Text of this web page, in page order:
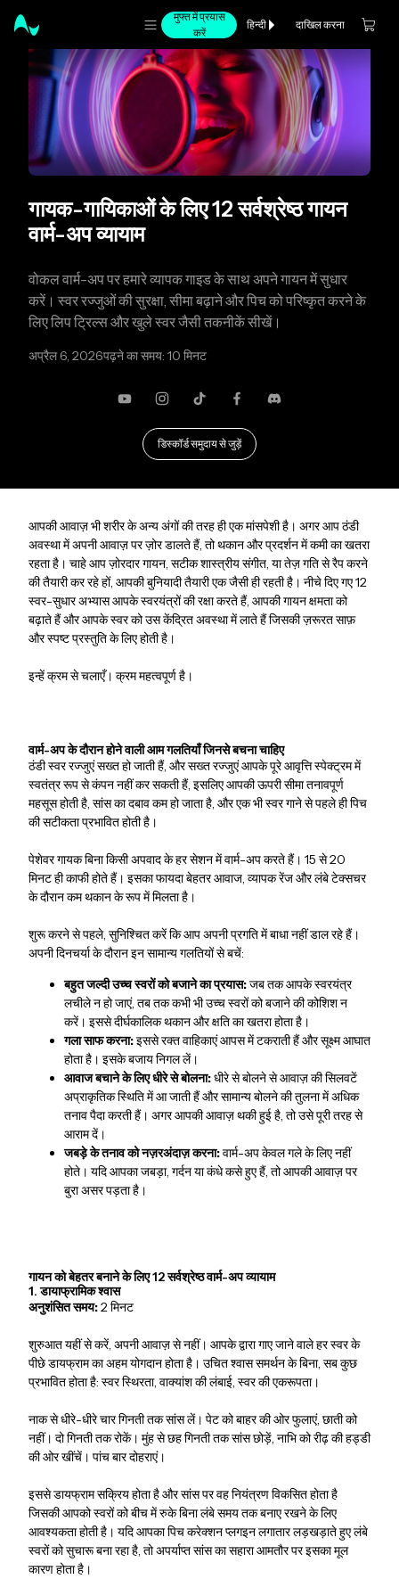
मुफ्त में प्रयास
करें
हिन्दी दाखिल करना
गायक-गायिकाओं के लिए 12 सर्वश्रेष्ठ गायन
वार्म-अप व्यायाम
वोकल वार्म-अप पर हमारे व्यापक गाइड के साथ अपने गायन में सुधार
करें। स्वर रज्जुओं की सुरक्षा, सीमा बढ़ाने और पिच को परिष्कृत करने के
लिए लिप ट्रिल्स और खुले स्वर जैसी तकनीकें सीखें।
अप्रैल 6, 2026पढ़ने का समय: 10 मिनट
यूट्यूबInstagram
TikTokफेसबुककलह
डिस्कॉर्ड समुदाय से जुड़ें
आपकी आवाज़ भी शरीर के अन्य अंगों की तरह ही एक मांसपेशी है। अगर आप ठंडी
अवस्था में अपनी आवाज़ पर ज़ोर डालते हैं, तो थकान और प्रदर्शन में कमी का खतरा
रहता है। चाहे आप ज़ोरदार गायन, सटीक शास्त्रीय संगीत, या तेज़ गति से रैप करने
की तैयारी कर रहे हों, आपकी बुनियादी तैयारी एक जैसी ही रहती है। नीचे दिए गए 12
स्वर-सुधार अभ्यास आपके स्वरयंत्रों की रक्षा करते हैं, आपकी गायन क्षमता को
बढ़ाते हैं और आपके स्वर को उस केंद्रित अवस्था में लाते हैं जिसकी ज़रूरत साफ़
और स्पष्ट प्रस्तुति के लिए होती है।
इन्हें क्रम से चलाएँ। क्रम महत्वपूर्ण है।
वार्म-अप के दौरान होने वाली आम गलतियाँ जिनसे बचना चाहिए
ठंडी स्वर रज्जुएं सख्त हो जाती हैं, और सख्त रज्जुएं आपके पूरे आवृत्ति स्पेक्ट्रम में
स्वतंत्र रूप से कंपन नहीं कर सकती हैं, इसलिए आपकी ऊपरी सीमा तनावपूर्ण
महसूस होती है, सांस का दबाव कम हो जाता है, और एक भी स्वर गाने से पहले ही पिच
की सटीकता प्रभावित होती है।
पेशेवर गायक बिना किसी अपवाद के हर सेशन में वार्म-अप करते हैं। 15 से 20
मिनट ही काफी होते हैं। इसका फायदा बेहतर आवाज, व्यापक रेंज और लंबे टेक्सचर
के दौरान कम थकान के रूप में मिलता है।
शुरू करने से पहले, सुनिश्चित करें कि आप अपनी प्रगति में बाधा नहीं डाल रहे हैं।
अपनी दिनचर्या के दौरान इन सामान्य गलतियों से बचें:
बहुत जल्दी उच्च स्वरों को बजाने का प्रयास:जब तक आपके स्वरयंत्र
लचीले न हो जाएं, तब तक कभी भी उच्च स्वरों को बजाने की कोशिश न
करें। इससे दीर्घकालिक थकान और क्षति का खतरा होता है।
गला साफ करना:इससे रक्त वाहिकाएं आपस में टकराती हैं और सूक्ष्म आघात
होता है। इसके बजाय निगल लें।
आवाज बचाने के लिए धीरे से बोलना:धीरे से बोलने से आवाज़ की सिलवटें
अप्राकृतिक स्थिति में आ जाती हैं और सामान्य बोलने की तुलना में अधिक
तनाव पैदा करती हैं। अगर आपकी आवाज़ थकी हुई है, तो उसे पूरी तरह से
आराम दें।
जबड़े के तनाव को नज़रअंदाज़ करना:वार्म-अप केवल गले के लिए नहीं
होते। यदि आपका जबड़ा, गर्दन या कंधे कसे हुए हैं, तो आपकी आवाज़ पर
बुरा असर पड़ता है।
गायन को बेहतर बनाने के लिए 12 सर्वश्रेष्ठ वार्म-अप व्यायाम
1. डायाफ्रामिक श्वास
अनुशंसित समय:2 मिनट
शुरुआत यहीं से करें, अपनी आवाज़ से नहीं। आपके द्वारा गाए जाने वाले हर स्वर के
पीछे डायफ्राम का अहम योगदान होता है। उचित श्वास समर्थन के बिना, सब कुछ
प्रभावित होता है: स्वर स्थिरता, वाक्यांश की लंबाई, स्वर की एकरूपता।
नाक से धीरे-धीरे चार गिनती तक सांस लें। पेट को बाहर की ओर फुलाएं, छाती को
नहीं। दो गिनती तक रोकें। मुंह से छह गिनती तक सांस छोड़ें, नाभि को रीढ़ की हड्डी
की ओर खींचें। पांच बार दोहराएं।
इससे डायफ्राम सक्रिय होता है और सांस पर वह नियंत्रण विकसित होता है
जिसकी आपको स्वरों को बीच में रुके बिना लंबे समय तक बनाए रखने के लिए
आवश्यकता होती है। यदि आपका पिच करेक्शन प्लगइन लगातार लड़खड़ाते हुए लंबे
स्वरों को सुचारू बना रहा है, तो अपर्याप्त सांस का सहारा आमतौर पर इसका मूल
कारण होता है।